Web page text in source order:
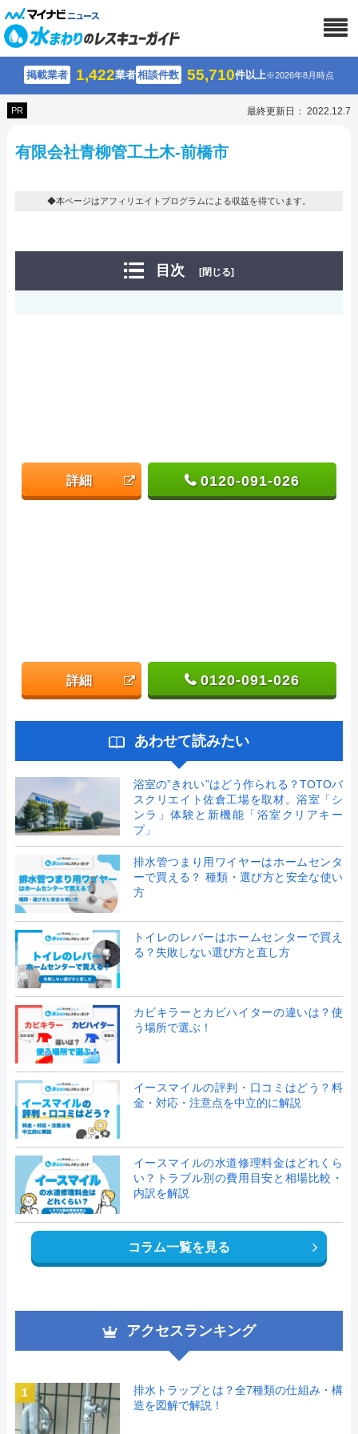
掲載業者 1,422業者相談件数 55,710件以上※2026年8月時点
PR 最終更新日： 2022.12.7
有限会社青柳管工土木-前橋市
◆本ページはアフィリエイトプログラムによる収益を得ています。
目次 [閉じる]
詳細 0120-091-026
詳細 0120-091-026
あわせて読みたい
浴室の”きれい”はどう作られる？TOTOバ
スクリエイト佐倉工場を取材。浴室「シ
ンラ」体験と新機能「浴室クリアキー
プ」
排水管つまり用ワイヤーはホームセンタ
ーで買える？ 種類・選び方と安全な使い
方
トイレのレバーはホームセンターで買え
る？失敗しない選び方と直し方
カビキラーとカビハイターの違いは？使
う場所で選ぶ！
イースマイルの評判・口コミはどう？料
金・対応・注意点を中立的に解説
イースマイルの水道修理料金はどれくら
い？トラブル別の費用目安と相場比較・
内訳を解説
コラム一覧を見る
アクセスランキング
1
排水トラップとは？全7種類の仕組み・構
造を図解で解説！